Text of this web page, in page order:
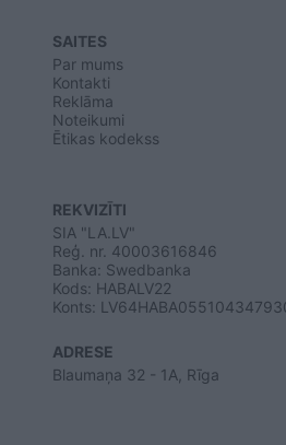
SAITES
Par mums
Kontakti
Reklāma
Noteikumi
Ētikas kodekss
REKVIZĪTI
SIA "LA.LV"
Reģ. nr. 40003616846
Banka: Swedbanka
Kods: HABALV22
Konts:
ADRESE
Blaumaņa 32 - 1A, Rīga